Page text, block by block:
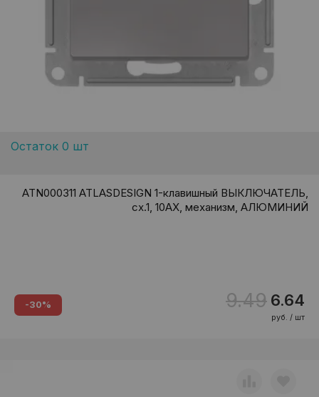
Остаток 0 шт
ATN000311 ATLASDESIGN 1-клавишный ВЫКЛЮЧАТЕЛЬ,
сх.1, 10АХ, механизм, АЛЮМИНИЙ
-30% 9.49 6.64
руб. / шт